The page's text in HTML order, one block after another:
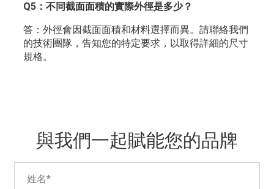
Q5：不同截面面積的實際外徑是多少？
答：外徑會因截面面積和材料選擇而異。請聯絡我們
的技術團隊，告知您的特定要求，以取得詳細的尺寸
規格。
與我們一起賦能您的品牌